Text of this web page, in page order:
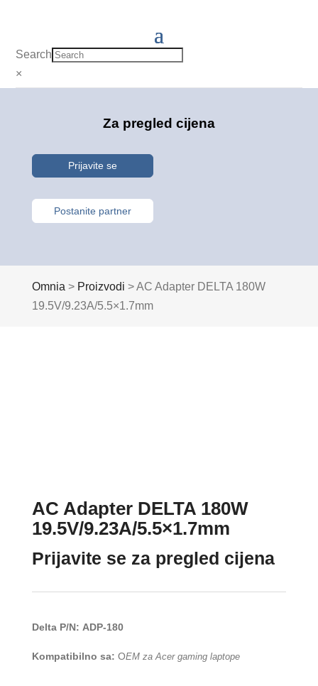
Search
×
Za pregled cijena
Prijavite se
Postanite partner
Omnia > Proizvodi >AC Adapter DELTA 180W
19.5V/9.23A/5.5×1.7mm
AC Adapter DELTA 180W
19.5V/9.23A/5.5×1.7mm
Prijavite se za pregled cijena
Delta P/N: ADP-180
Kompatibilno sa: OEM za Acer gaming laptope